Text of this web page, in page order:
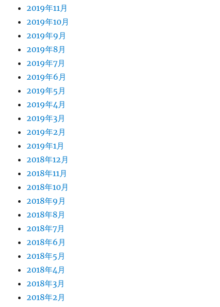
2019年11月
2019年10月
2019年9月
2019年8月
2019年7月
2019年6月
2019年5月
2019年4月
2019年3月
2019年2月
2019年1月
2018年12月
2018年11月
2018年10月
2018年9月
2018年8月
2018年7月
2018年6月
2018年5月
2018年4月
2018年3月
2018年2月